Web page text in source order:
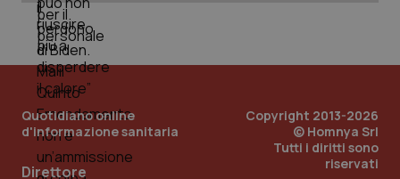
Quotidiano online
d'informazione sanitaria
Direttore
Copyright 2013-2026
© Homnya Srl
Tutti i diritti sono
riservati
PHPSESSID